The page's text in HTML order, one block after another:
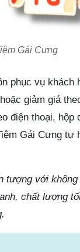
Gái Cưng
phục vụ khách
giảm giá
điện thoại,
Gái Cưng tự
với
chất lượng